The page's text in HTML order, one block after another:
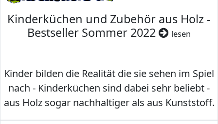
Kinderküchen und Zubehör aus Holz -
Bestseller Sommer 2022
lesen
Kinder bilden die Realität die sie sehen im Spiel
nach - Kinderküchen sind dabei sehr beliebt -
aus Holz sogar nachhaltiger als aus Kunststoff.